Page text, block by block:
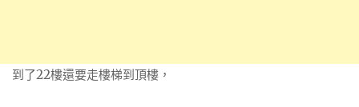
到了22樓還要走樓梯到頂樓，